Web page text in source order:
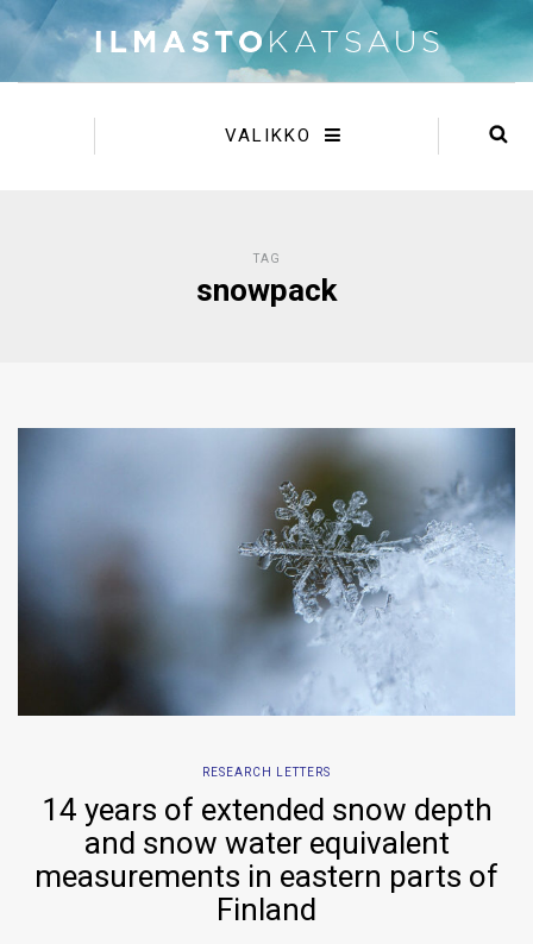
VALIKKO
TAG
snowpack
RESEARCH LETTERS
14 years of extended snow depth
and snow water equivalent
measurements in eastern parts of
Finland